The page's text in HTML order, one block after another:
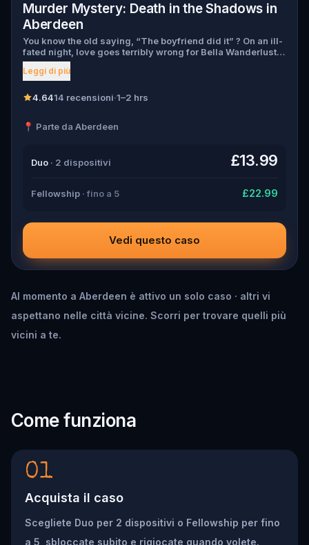
Murder Mystery: Death in the Shadows in
Aberdeen
You know the old saying, “The boyfriend did it” ? On an ill-
fated night, love goes terribly wrong for Bella Wanderlust
and Walter Bridges . Bella, a famous travel blogger, was
found dead during a ghost tour led by the theatrical Percy
Walter, the obsessed boyfriend? Percy, the ghost tour
suspects, and expose the real murderer before they strike
Leggi di più
4.6414 recensioni·1–2 hrs
📍 Parte da Aberdeen
Duo · 2 dispositivi £13.99
Fellowship · fino a 5 £22.99
Vedi questo caso
Al momento a Aberdeen è attivo un solo caso · altri vi
aspettano nelle città vicine. Scorri per trovare quelli più
vicini a te.
Come funziona
01
Acquista il caso
Scegliete Duo per 2 dispositivi o Fellowship per fino
a 5, sbloccate subito e rigiocate quando volete.